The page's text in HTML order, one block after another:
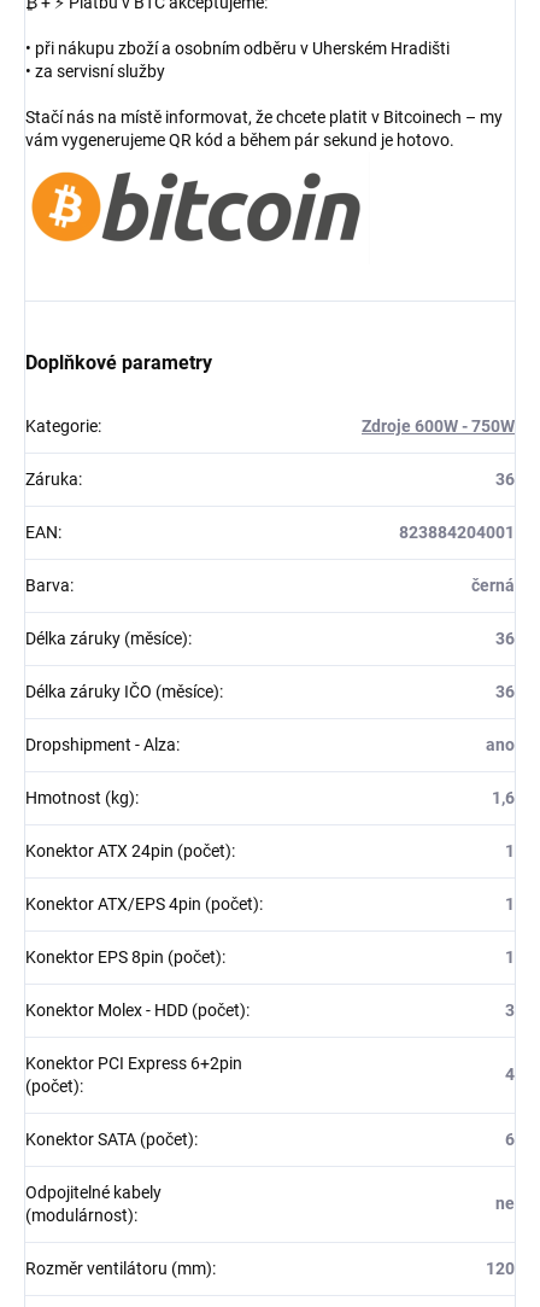
• při nákupu zboží a osobním odběru v Uherském Hradišti
• za servisní služby
Stačí nás na místě informovat, že chcete platit v Bitcoinech – my
vám vygenerujeme QR kód a během pár sekund je hotovo.
Doplňkové parametry
Kategorie: Zdroje 600W - 750W
Záruka: 36
EAN: 823884204001
Barva: černá
Délka záruky (měsíce): 36
Délka záruky IČO (měsíce): 36
Dropshipment - Alza: ano
Hmotnost (kg): 1,6
Konektor ATX 24pin (počet): 1
Konektor ATX/EPS 4pin (počet): 1
Konektor EPS 8pin (počet): 1
Konektor Molex - HDD (počet): 3
Konektor PCI Express 6+2pin
(počet):
4
Konektor SATA (počet): 6
Odpojitelné kabely
(modulárnost):
ne
Rozměr ventilátoru (mm): 120